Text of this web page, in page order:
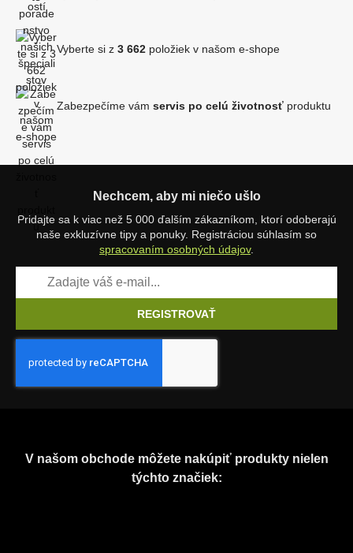
Vyberte si z 3 662 položiek v našom e-shope
Zabezpečíme vám servis po celú životnosť produktu
Nechcem, aby mi niečo ušlo
Pridajte sa k viac než 5 000 ďalším zákazníkom, ktorí odoberajú
naše exkluzívne tipy a ponuky. Registráciou súhlasím so
spracovaním osobných údajov.
REGISTROVAŤ
V našom obchode môžete nakúpiť produkty nielen
týchto značiek: